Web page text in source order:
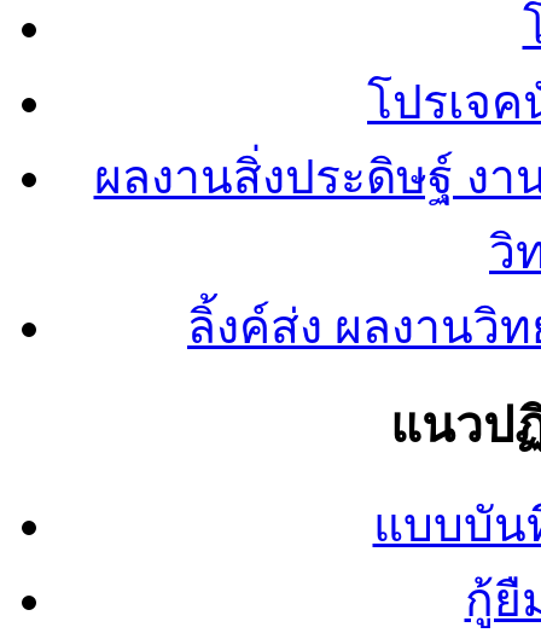
โปรเจ
ผลงานสิ่งประดิษฐ์ งา
วิ
ลิ้งค์ส่ง ผลงานวิ
แนวป
แบบบัน
กู้ยื